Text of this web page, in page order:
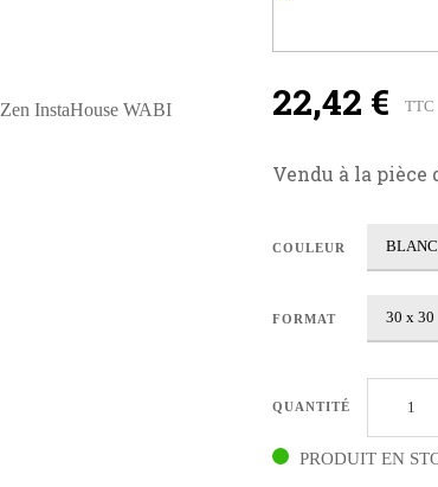
22,42 € TTC
Vendu à la pièce
COULEUR
FORMAT
QUANTITÉ
PRODUIT EN